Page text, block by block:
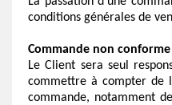
conditions générales de
Commande non conforme
Le Client sera seul
commettre à compter de
commande, notamment